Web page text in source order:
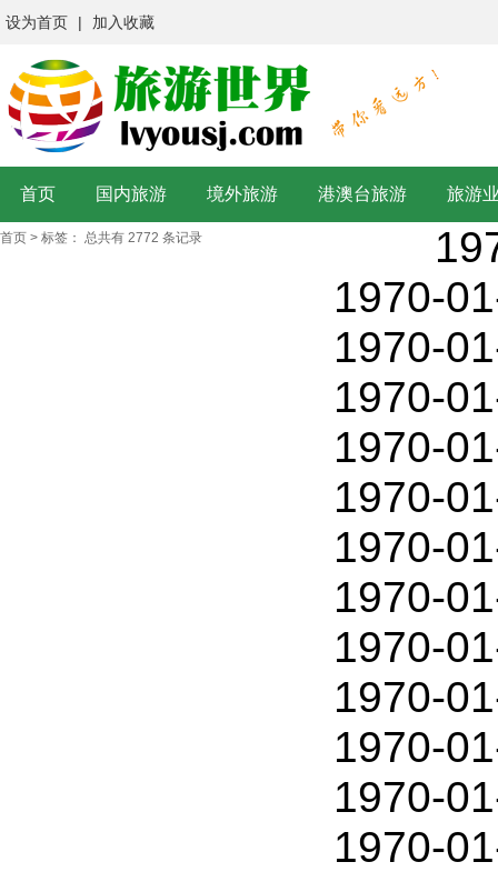
设为首页 | 加入收藏
首页 国内旅游 境外旅游 港澳台旅游 旅游
首页 > 标签： 总共有 2772 条记录
1970-
1970-
1970-
1970-
1970-
1970-
1970-
1970-
1970-
1970-
1970-
1970-